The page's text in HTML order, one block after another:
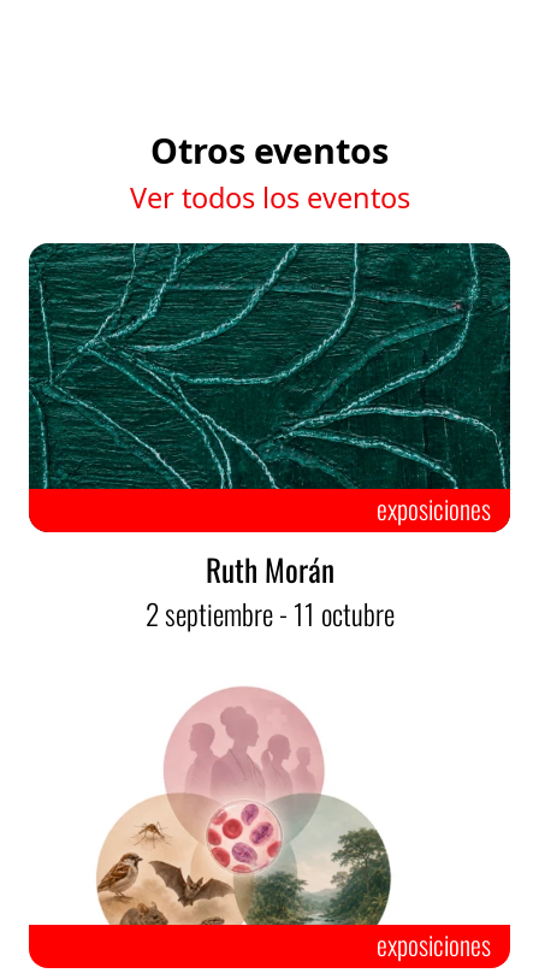
Otros eventos
Ver todos los eventos
exposiciones
Ruth Morán
2septiembre- 11 octubre
exposiciones